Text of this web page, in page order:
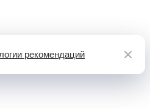
рекомендаций